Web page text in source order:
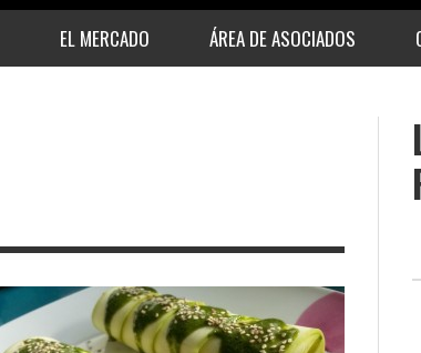
EL MERCADO ÁREA DE ASOCIADOS